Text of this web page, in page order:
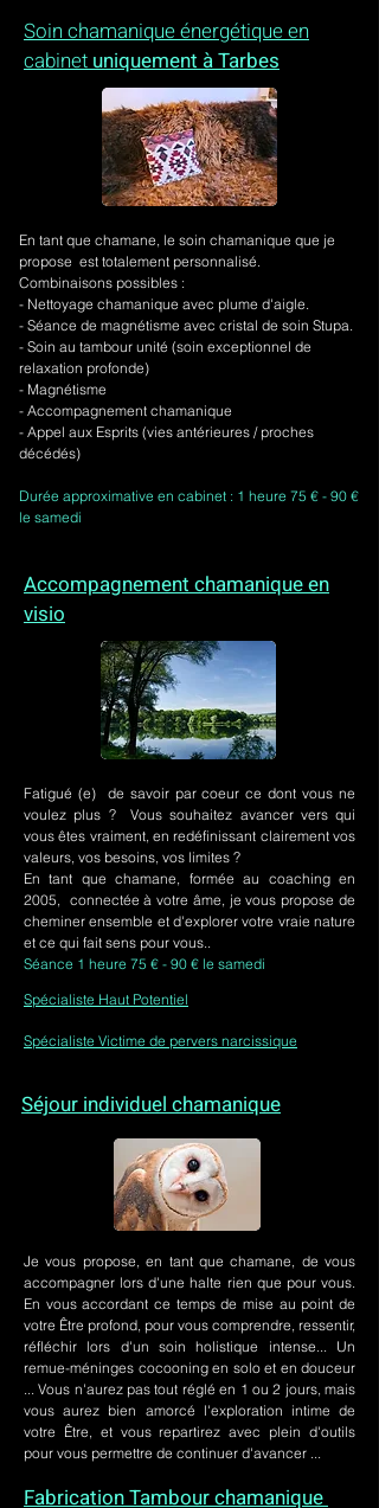
Soin chamanique énergétique en
cabinet uniquement à Tarbes
En tant que chamane, le soin chamanique que je
propose est totalement personnalisé.
Combinaisons possibles :
- Nettoyage chamanique avec plume d'aigle.
- Séance de magnétisme avec cristal de soin Stupa.
- Soin au tambour unité (soin exceptionnel de
relaxation profonde)
- Magnétisme
- Accompagnement chamanique
- Appel aux Esprits (vies antérieures / proches
décédés)
Durée approximative en cabinet : 1 heure 75 € - 90 €
le samedi
Accompagnement chamanique en
visio
Fatigué (e) de savoir par coeur ce dont vous ne
voulez plus ? Vous souhaitez avancer vers qui
vous êtes vraiment, en redéfinissant clairement vos
valeurs, vos besoins, vos limites ?
En tant que chamane, formée au coaching en
2005, connectée à votre âme, je vous propose de
cheminer ensemble et d'explorer votre vraie nature
et ce qui fait sens pour vous..
Séance 1 heure 75 € - 90 € le samedi
Spécialiste Haut Potentiel
Spécialiste Victime de pervers narcissique
Séjour individuel chamanique
Je vous propose, en tant que chamane, de vous
accompagner lors d'une halte rien que pour vous.
En vous accordant ce temps de mise au point de
votre Être profond, pour vous comprendre, ressentir,
réfléchir lors d'un soin holistique intense... Un
remue-méninges cocooning en solo et en douceur
... Vous n'aurez pas tout réglé en 1 ou 2 jours, mais
vous aurez bien amorcé l'exploration intime de
votre Être, et vous repartirez avec plein d'outils
pour vous permettre de continuer d'avancer ...
Fabrication Tambour chamanique